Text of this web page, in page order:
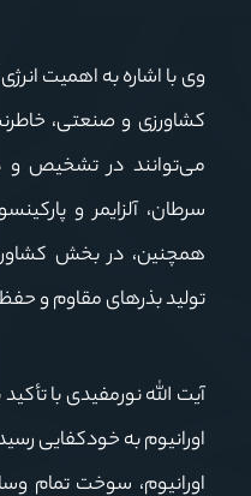
وی با اشاره به اهمیت
کشاورزی و صنعتی،
می‌توانند در تشخیص و
سرطان، آلزایمر و
همچنین، در بخش
تولید بذرهای مقاوم و
آیت الله نورمفیدی با
اورانیوم به خودکفایی
اورانیوم، سوخت تمام